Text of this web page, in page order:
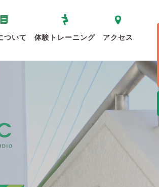
ついて 体験トレーニング アクセス